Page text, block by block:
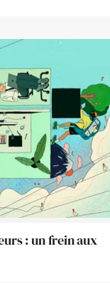
: un frein aux